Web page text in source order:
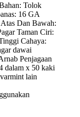
Tolok
16 GA
Dan Bawah:
Taman Ciri:
Cahaya:
dawai
Penjagaan
dalam x 50 kaki
lain